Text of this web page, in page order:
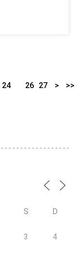
24
26 27 > >>
S D
3 4